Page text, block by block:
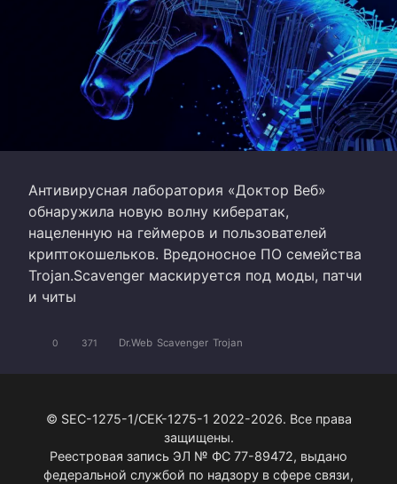
Антивирусная лаборатория «Доктор Веб»
обнаружила новую волну кибератак,
нацеленную на геймеров и пользователей
криптокошельков. Вредоносное ПО семейства
Trojan.Scavenger маскируется под моды, патчи
и читы
0 371 Dr.Web Scavenger Trojan
© SEC-1275-1/СЕК-1275-1 2022-2026. Все права
защищены.
Реестровая запись ЭЛ № ФС 77-89472, выдано
федеральной службой по надзору в сфере связи,